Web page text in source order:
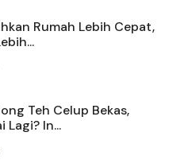
Rumah Lebih Cepat,
Teh Celup Bekas,
Lagi? In...